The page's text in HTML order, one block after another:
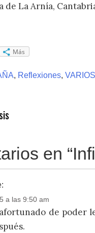
de La Arnía,
Más
, Reflexiones,
en “
a las 9:50 am
de poder